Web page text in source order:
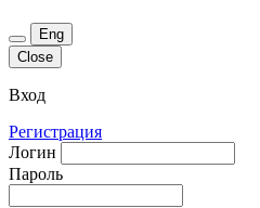
Eng
Close
Вход
Регистрация
Логин
Пароль